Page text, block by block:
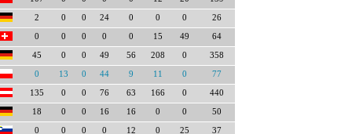
2 0 0 24 0 0 0 26
0 0 0 0 0 15 49 64
45 0 0 49 56 208 0 358
0 13 0 44 9 11 0 77
135 0 0 76 63 166 0 440
18 0 0 16 16 0 0 50
0 0 0 0 12 0 25 37